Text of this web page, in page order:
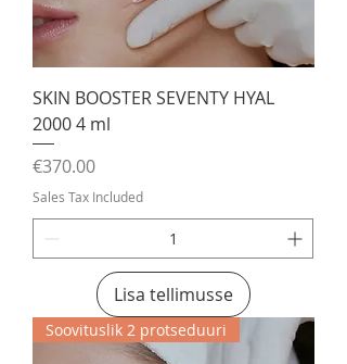
SKIN BOOSTER SEVENTY HYAL
2000 4 ml
Price
€370.00
Sales Tax Included
Lisa tellimusse
Soovituslik 2 protseduuri